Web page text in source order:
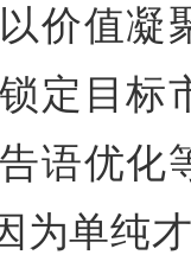
价值凝
定目标
语优化
为单纯